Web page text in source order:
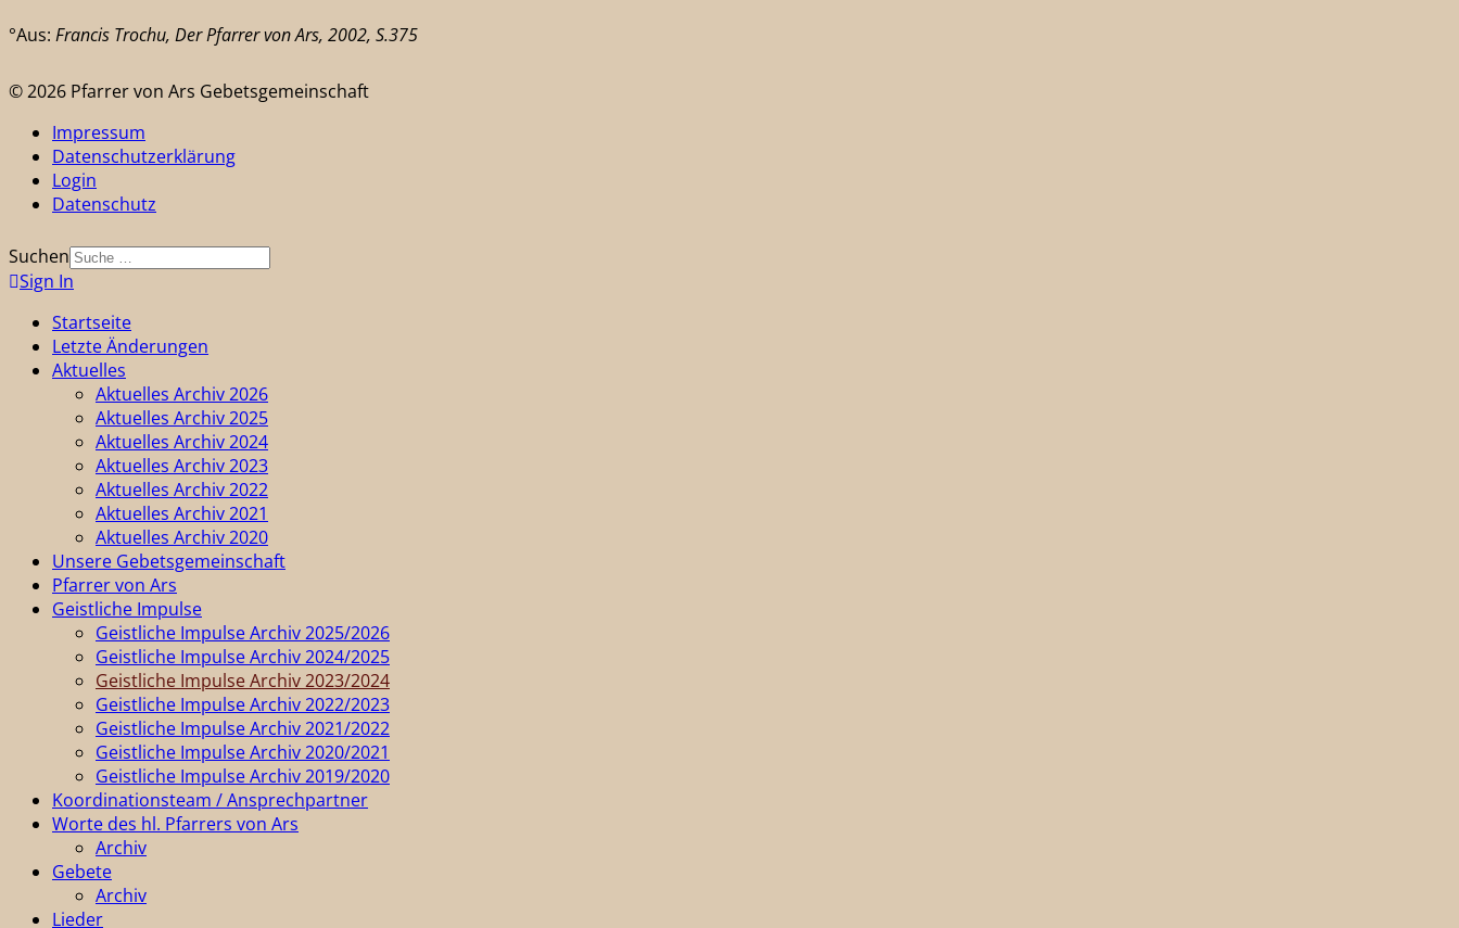
°Aus: Francis Trochu, Der Pfarrer von Ars, 2002, S.375
© 2026 Pfarrer von Ars Gebetsgemeinschaft
Impressum
Datenschutzerklärung
Login
Datenschutz
Suchen
Sign In
Startseite
Letzte Änderungen
Aktuelles
Aktuelles Archiv 2026
Aktuelles Archiv 2025
Aktuelles Archiv 2024
Aktuelles Archiv 2023
Aktuelles Archiv 2022
Aktuelles Archiv 2021
Aktuelles Archiv 2020
Unsere Gebetsgemeinschaft
Pfarrer von Ars
Geistliche Impulse
Geistliche Impulse Archiv 2025/2026
Geistliche Impulse Archiv 2024/2025
Geistliche Impulse Archiv 2023/2024
Geistliche Impulse Archiv 2022/2023
Geistliche Impulse Archiv 2021/2022
Geistliche Impulse Archiv 2020/2021
Geistliche Impulse Archiv 2019/2020
Koordinationsteam / Ansprechpartner
Worte des hl. Pfarrers von Ars
Archiv
Gebete
Archiv
Lieder